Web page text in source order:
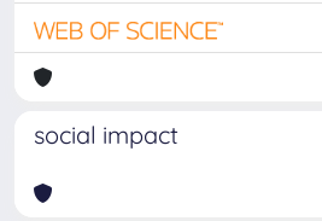
social impact